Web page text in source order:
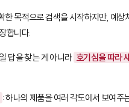
한 목적으로 검색을 시작하지만, 예상
합니다.
답을 찾는 게 아니라 호기심을 따라
: 하나의 제품을 여러 각도에서 보여주